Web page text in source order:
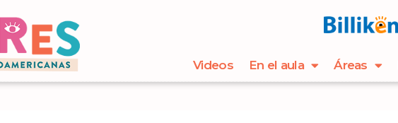
Videos En el aula Áreas